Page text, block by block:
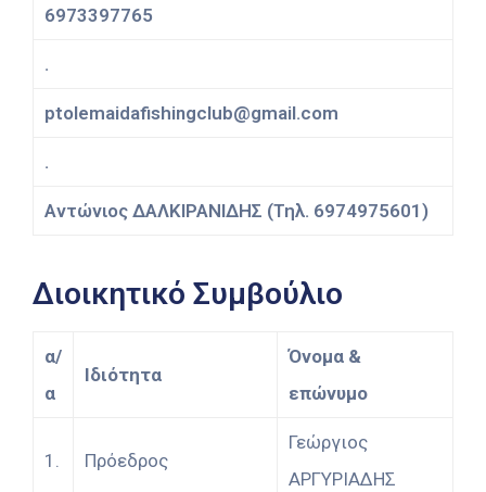
6973397765
.
ptolemaidafishingclub@gmail.com
.
Αντώνιος ΔΑΛΚΙΡΑΝΙΔΗΣ (Τηλ. 6974975601)
Διοικητικό Συμβούλιο
α/
α
Ιδιότητα
Όνομα &
επώνυμο
1. Πρόεδρος
Γεώργιος
ΑΡΓΥΡΙΑΔΗΣ